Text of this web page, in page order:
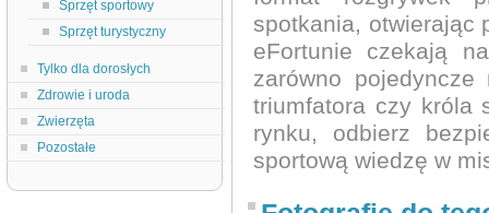
Sprzęt sportowy
Sprzęt turystyczny
Tylko dla dorosłych
Zdrowie i uroda
Zwierzęta
Pozostałe
spotkania, otwierając
eFortunie czekają
zarówno pojedyncze
triumfatora czy króla
rynku, odbierz
sportową wiedzę w